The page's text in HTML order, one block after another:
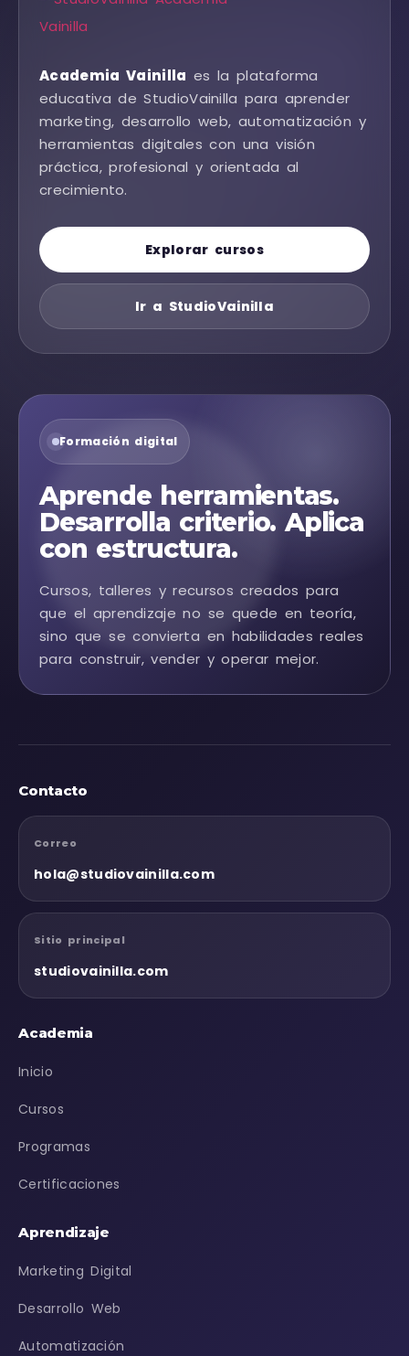
Academia Vainilla es la plataforma
educativa de StudioVainilla para aprender
marketing, desarrollo web, automatización y
herramientas digitales con una visión
práctica, profesional y orientada al
crecimiento.
Explorar cursos
Ir a StudioVainilla
Formación digital
Aprende herramientas.
Desarrolla criterio. Aplica
con estructura.
Cursos, talleres y recursos creados para
que el aprendizaje no se quede en teoría,
sino que se convierta en habilidades reales
para construir, vender y operar mejor.
Contacto
Correo
hola@studiovainilla.com
Sitio principal
studiovainilla.com
Academia
Inicio
Cursos
Programas
Certificaciones
Aprendizaje
Marketing Digital
Desarrollo Web
Automatización